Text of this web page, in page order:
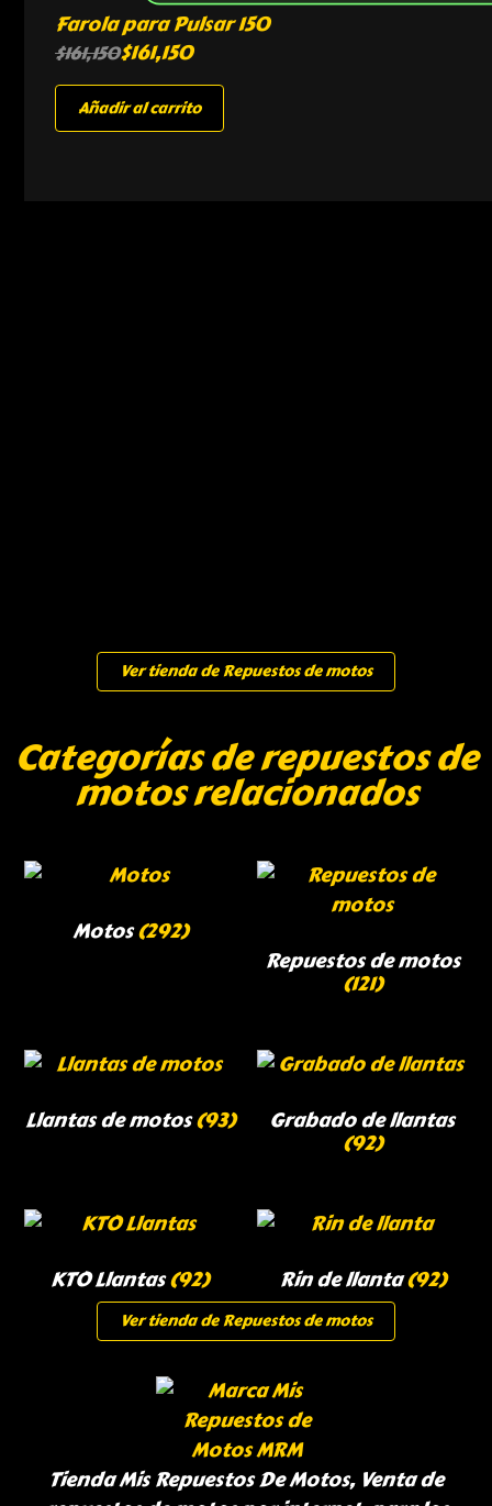
Farola para Pulsar 150
$161,150$161,150
Añadir al carrito
Ver tienda de Repuestos de motos
Categorías de repuestos de
motos relacionados
Motos(292)
Repuestos de motos
(121)
Llantas de motos(93) Grabado de llantas
(92)
KTO Llantas(92) Rin de llanta(92)
Ver tienda de Repuestos de motos
Tienda Mis Repuestos De Motos, Venta de